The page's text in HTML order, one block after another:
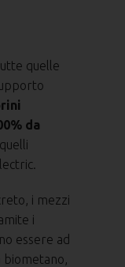
quelle
da
i mezzi
i
essere ad
biometano,